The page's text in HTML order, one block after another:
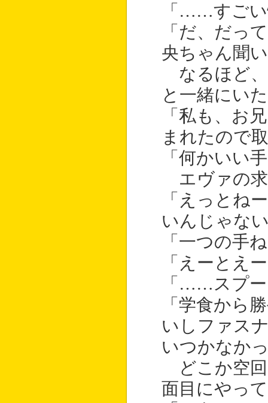
「……すご
「だ、だっ
央ちゃん聞
なるほど、
と一緒にいた
「私も、お
まれたので
「何かいい
エヴァの求
「えっとね
いんじゃな
「一つの手
「えーとえ
「……スプ
「学食か
いしファス
いつかなか
どこか空回
面目にやっ